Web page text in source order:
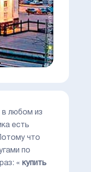
в любом из
есть
что
по
« купить